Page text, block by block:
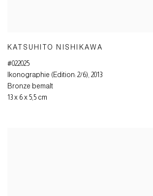
KATSUHITO NISHIKAWA
#022025
Ikonographie (Edition: 2/6), 2013
Bronze bemalt
13 x 6 x 5,5 cm